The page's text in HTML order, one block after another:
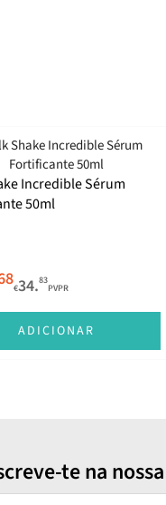
Incredible Sérum
50ml
€34.83
PVPR
ADICIONAR
te na